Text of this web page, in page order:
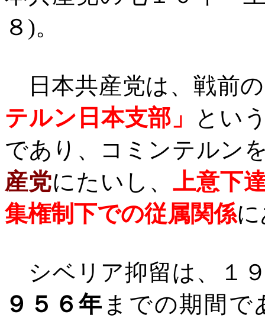
８ )。
日本共産党は、戦前
テルン日本支部」
とい
であり、コミンテルン
産党にたいし、 上意下
集権制下での従属関係
シベリア抑留は、１
９５６年 までの期間で